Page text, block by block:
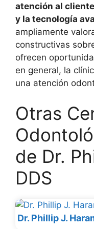
atención al
y la tecnología
ampliamente
constructivas
ofrecen
en general, la
una atención
Otras
de Dr.
DDS
Dr. Phillip J.